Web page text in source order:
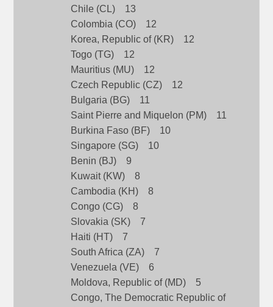
Chile (CL) 13
Colombia (CO) 12
Korea, Republic of (KR) 12
Togo (TG) 12
Mauritius (MU) 12
Czech Republic (CZ) 12
Bulgaria (BG) 11
Saint Pierre and Miquelon (PM) 11
Burkina Faso (BF) 10
Singapore (SG) 10
Benin (BJ) 9
Kuwait (KW) 8
Cambodia (KH) 8
Congo (CG) 8
Slovakia (SK) 7
Haiti (HT) 7
South Africa (ZA) 7
Venezuela (VE) 6
Moldova, Republic of (MD) 5
Congo, The Democratic Republic of